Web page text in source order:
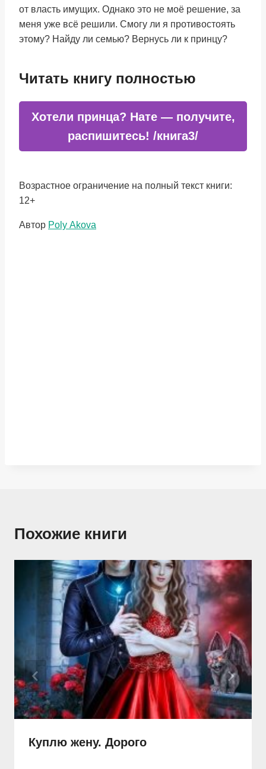
от власть имущих. Однако это не моё решение, за
меня уже всё решили. Смогу ли я противостоять
этому? Найду ли семью? Вернусь ли к принцу?
Читать книгу полностью
Хотели принца? Нате — получите,
распишитесь! /книга3/
Возрастное ограничение на полный текст книги:
12+
Метки
Автор Poly Аkova
Похожие книги
Куплю жену. Дорого